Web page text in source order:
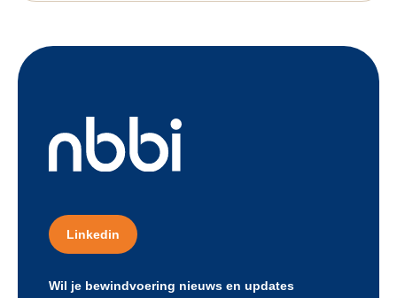
Linkedin
Wil je bewindvoering nieuws en updates